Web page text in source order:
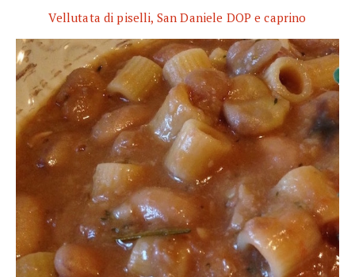
Vellutata di piselli, San Daniele DOP e caprino